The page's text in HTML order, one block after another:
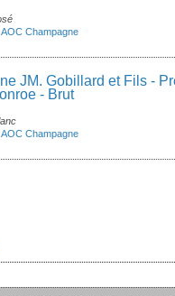
AOC Champagne
JM. Gobillard et Fils -
- Brut
AOC Champagne